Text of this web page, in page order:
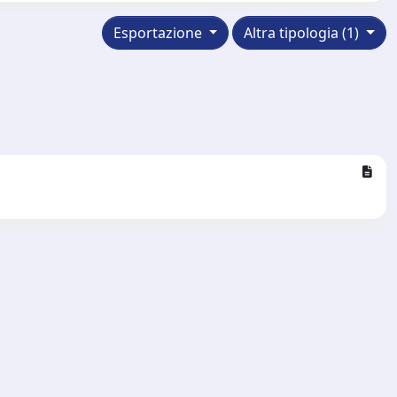
Altra tipologia (1)
Esportazione